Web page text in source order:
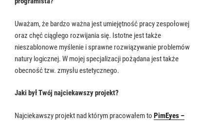
Uważam, że bardzo ważna jest umiejętność pracy zespołowej
oraz chęć ciągłego rozwijania się. Istotne jest także
nieszablonowe myślenie i sprawne rozwiązywanie problemów
natury logicznej. W mojej specjalizacji pożądana jest także
obecność tzw. zmysłu estetycznego.
Jaki był Twój najciekawszy projekt?
Najciekawszy projekt nad którym pracowałem to PimEyes –